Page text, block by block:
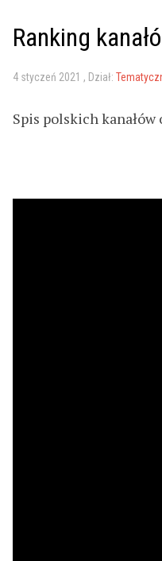
Ranking
4 styczeń 2021 Dział:
Spis polskich